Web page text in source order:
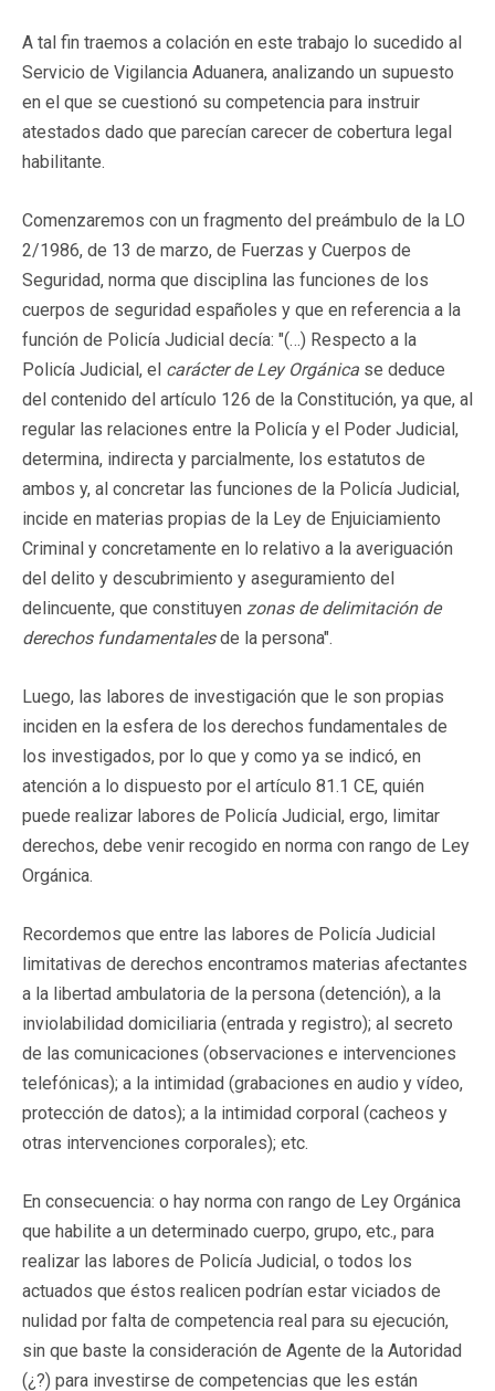
A tal fin traemos a colación en este trabajo lo sucedido al
Servicio de Vigilancia Aduanera, analizando un supuesto
en el que se cuestionó su competencia para instruir
atestados dado que parecían carecer de cobertura legal
habilitante.
Comenzaremos con un fragmento del preámbulo de la LO
2/1986, de 13 de marzo, de Fuerzas y Cuerpos de
Seguridad, norma que disciplina las funciones de los
cuerpos de seguridad españoles y que en referencia a la
función de Policía Judicial decía: "(…) Respecto a la
Policía Judicial, el carácter de Ley Orgánica se deduce
del contenido del artículo 126 de la Constitución, ya que, al
regular las relaciones entre la Policía y el Poder Judicial,
determina, indirecta y parcialmente, los estatutos de
ambos y, al concretar las funciones de la Policía Judicial,
incide en materias propias de la Ley de Enjuiciamiento
Criminal y concretamente en lo relativo a la averiguación
del delito y descubrimiento y aseguramiento del
delincuente, que constituyen zonas de delimitación de
derechos fundamentalesde la persona".
Luego, las labores de investigación que le son propias
inciden en la esfera de los derechos fundamentales de
los investigados, por lo que y como ya se indicó, en
atención a lo dispuesto por el artículo 81.1 CE, quién
puede realizar labores de Policía Judicial, ergo, limitar
derechos, debe venir recogido en norma con rango de Ley
Orgánica.
Recordemos que entre las labores de Policía Judicial
limitativas de derechos encontramos materias afectantes
a la libertad ambulatoria de la persona (detención), a la
inviolabilidad domiciliaria (entrada y registro); al secreto
de las comunicaciones (observaciones e intervenciones
telefónicas); a la intimidad (grabaciones en audio y vídeo,
protección de datos); a la intimidad corporal (cacheos y
otras intervenciones corporales); etc.
En consecuencia: o hay norma con rango de Ley Orgánica
que habilite a un determinado cuerpo, grupo, etc., para
realizar las labores de Policía Judicial, o todos los
actuados que éstos realicen podrían estar viciados de
nulidad por falta de competencia real para su ejecución,
sin que baste la consideración de Agente de la Autoridad
(¿?) para investirse de competencias que les están